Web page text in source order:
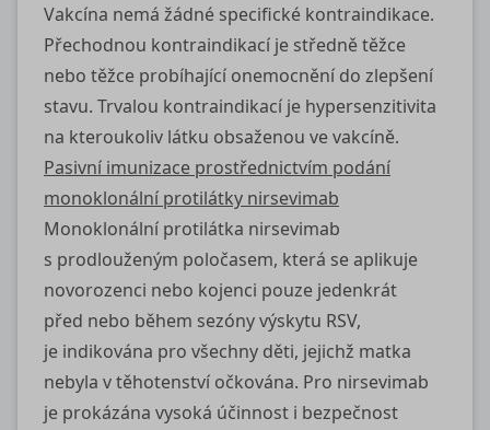
Vakcína nemá žádné specifické kontraindikace.
Přechodnou kontraindikací je středně těžce
nebo těžce probíhající onemocnění do zlepšení
stavu. Trvalou kontraindikací je hypersenzitivita
na kteroukoliv látku obsaženou ve vakcíně.
Pasivní imunizace prostřednictvím podání
monoklonální protilátky nirsevimab
Monoklonální protilátka nirsevimab
s prodlouženým poločasem, která se aplikuje
novorozenci nebo kojenci pouze jedenkrát
před nebo během sezóny výskytu RSV,
je indikována pro všechny děti, jejichž matka
nebyla v těhotenství očkována. Pro nirsevimab
je prokázána vysoká účinnost i bezpečnost